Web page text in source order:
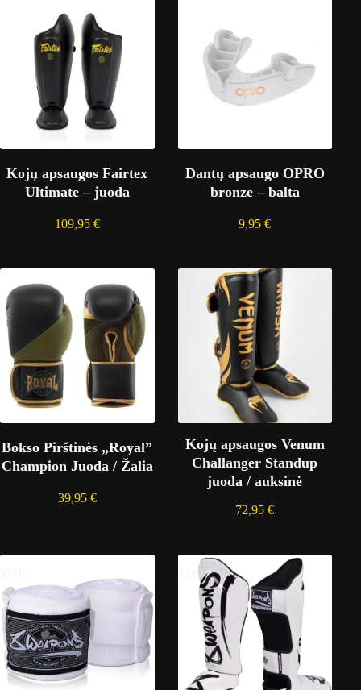
Kojų apsaugos Fairtex
Ultimate – juoda
109,95 €
Dantų apsaugo OPRO
bronze – balta
9,95€
Bokso Pirštinės „Royal”
Champion Juoda / Žalia
39,95 €
Kojų apsaugos Venum
Challanger Standup
juoda / auksinė
72,95€
TOP